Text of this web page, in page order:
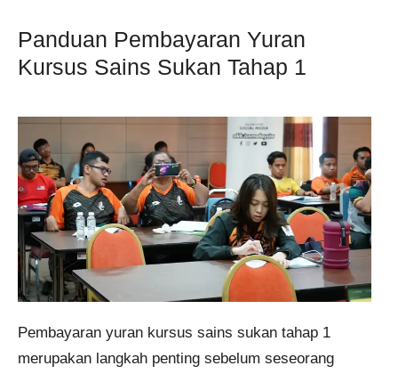
Panduan Pembayaran Yuran
Kursus Sains Sukan Tahap 1
Pembayaran yuran kursus sains sukan tahap 1
merupakan langkah penting sebelum seseorang